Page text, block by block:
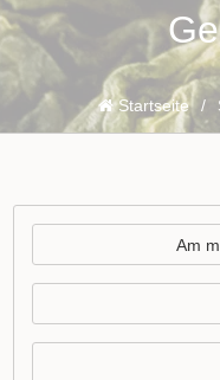
Startseite /
Am